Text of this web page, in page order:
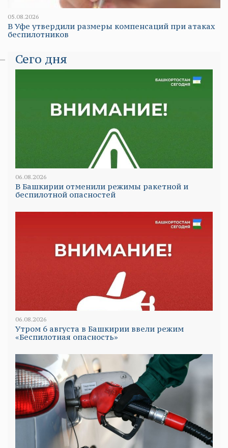
05.08.2026
В Уфе утвердили размеры компенсаций при атаках
беспилотников
Сего дня
06.08.2026
В Башкирии отменили режимы ракетной и
беспилотной опасностей
06.08.2026
Утром 6 августа в Башкирии ввели режим
«Беспилотная опасность»